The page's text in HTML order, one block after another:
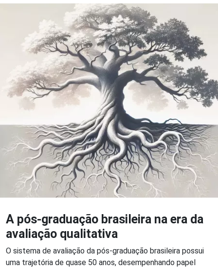
A pós-graduação brasileira na era da
avaliação qualitativa
O sistema de avaliação da pós-graduação brasileira possui
uma trajetória de quase 50 anos, desempenhando papel